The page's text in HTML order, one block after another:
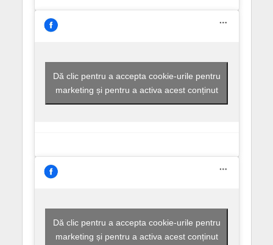
Dă clic pentru a accepta cookie-urile pentru
marketing și pentru a activa acest conținut
Dă clic pentru a accepta cookie-urile pentru
marketing și pentru a activa acest conținut